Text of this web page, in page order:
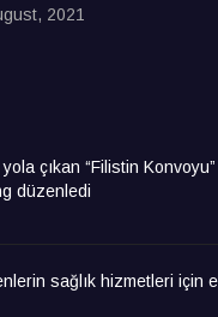
2021
çıkan “Filistin
düzenledi
sağlık hizmetleri için